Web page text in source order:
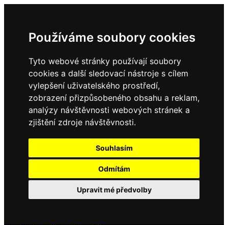
Používáme soubory cookies
Tyto webové stránky používají soubory
cookies a další sledovací nástroje s cílem
vylepšení uživatelského prostředí,
zobrazení přizpůsobeného obsahu a reklam,
analýzy návštěvnosti webových stránek a
zjištění zdroje návštěvnosti.
Souhlasím
Odmítám
Upravit mé předvolby